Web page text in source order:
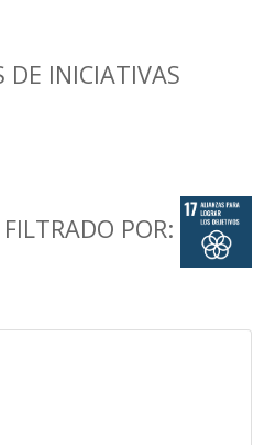
DE INICIATIVAS
FILTRADO POR: